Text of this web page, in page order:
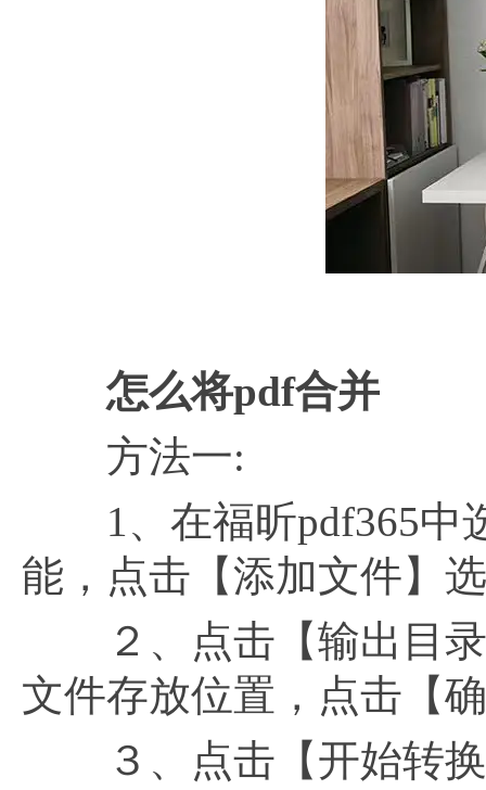
怎么将pdf合并
方法一:
1、在福昕pdf365中
能，点击【添加文件】
２、点击【输出目录
文件存放位置，点击【
３、点击【开始转换